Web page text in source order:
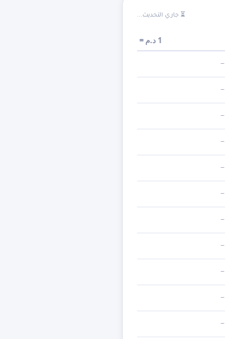
⏳ جاري التحديث...
1 د.م =
—
—
—
—
—
—
—
—
—
—
—